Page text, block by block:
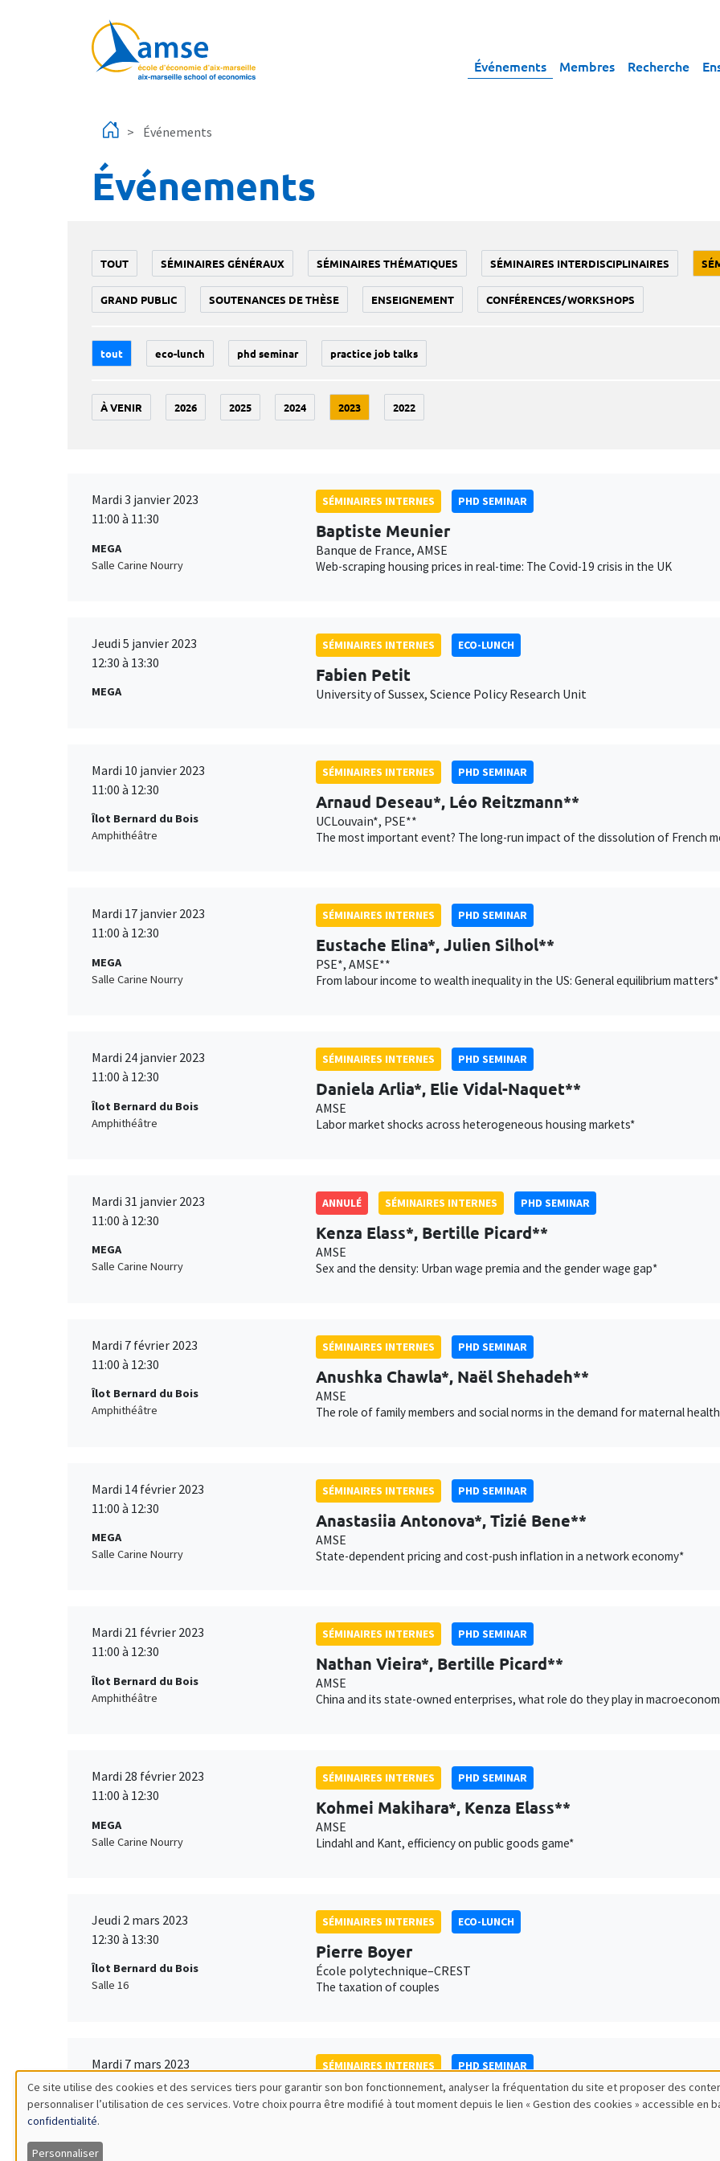
Événements Membres Recherche
Événements
Événements
TOUT SÉMINAIRES GÉNÉRAUX SÉMINAIRES THÉMATIQUES SÉMINAIRES INTERDISCIPLINAIRES
GRAND PUBLIC SOUTENANCES DE THÈSE ENSEIGNEMENT CONFÉRENCES/WORKSHOPS
tout eco-lunch phd seminar practice job talks
À VENIR 2026 2025 2024 2023 2022
Mardi 3 janvier 2023
11:00 à 11:30
MEGA
Salle Carine Nourry
SÉMINAIRES INTERNES PHD SEMINAR
Baptiste Meunier
Banque de France, AMSE
Web-scraping housing prices in real-time: The Covid-19 crisis in the UK
Jeudi 5 janvier 2023
12:30 à 13:30
MEGA
SÉMINAIRES INTERNES ECO-LUNCH
Fabien Petit
University of Sussex, Science Policy Research Unit
Mardi 10 janvier 2023
11:00 à 12:30
Îlot Bernard du Bois
Amphithéâtre
SÉMINAIRES INTERNES PHD SEMINAR
Arnaud Deseau*, Léo Reitzmann**
UCLouvain*, PSE**
The most important event? The long-run impact of the dissolution of French
Mardi 17 janvier 2023
11:00 à 12:30
MEGA
Salle Carine Nourry
SÉMINAIRES INTERNES PHD SEMINAR
Eustache Elina*, Julien Silhol**
PSE*, AMSE**
From labour income to wealth inequality in the US: General equilibrium matters*
Mardi 24 janvier 2023
11:00 à 12:30
Îlot Bernard du Bois
Amphithéâtre
SÉMINAIRES INTERNES PHD SEMINAR
Daniela Arlia*, Elie Vidal-Naquet**
AMSE
Labor market shocks across heterogeneous housing markets*
Mardi 31 janvier 2023
11:00 à 12:30
MEGA
Salle Carine Nourry
ANNULÉ SÉMINAIRES INTERNES PHD SEMINAR
Kenza Elass*, Bertille Picard**
AMSE
Sex and the density: Urban wage premia and the gender wage gap*
Mardi 7 février 2023
11:00 à 12:30
Îlot Bernard du Bois
Amphithéâtre
SÉMINAIRES INTERNES PHD SEMINAR
Anushka Chawla*, Naël Shehadeh**
AMSE
The role of family members and social norms in the demand for maternal
Mardi 14 février 2023
11:00 à 12:30
MEGA
Salle Carine Nourry
SÉMINAIRES INTERNES PHD SEMINAR
Anastasiia Antonova*, Tizié Bene**
AMSE
State-dependent pricing and cost-push inflation in a network economy*
Mardi 21 février 2023
11:00 à 12:30
Îlot Bernard du Bois
Amphithéâtre
SÉMINAIRES INTERNES PHD SEMINAR
Nathan Vieira*, Bertille Picard**
AMSE
China and its state-owned enterprises, what role do they play in
Mardi 28 février 2023
11:00 à 12:30
MEGA
Salle Carine Nourry
SÉMINAIRES INTERNES PHD SEMINAR
Kohmei Makihara*, Kenza Elass**
AMSE
Lindahl and Kant, efficiency on public goods game*
Jeudi 2 mars 2023
12:30 à 13:30
Îlot Bernard du Bois
Salle 16
SÉMINAIRES INTERNES ECO-LUNCH
Pierre Boyer
École polytechnique–CREST
The taxation of couples
Mardi 7 mars 2023
11:00 à 12:30
Îlot Bernard du Bois
Salle 16
SÉMINAIRES INTERNES PHD SEMINAR
Jade Ponsard*, Sarah Vincent**
Utilisation
Ce site utilise des cookies et des services tiers pour garantir son bon fonctionnement, analyser la fréquentation du site et proposer des
personnaliser l’utilisation de ces services. Votre choix pourra être modifié à tout moment depuis le lien « Gestion des cookies » accessible en
confidentialité.
Personnaliser